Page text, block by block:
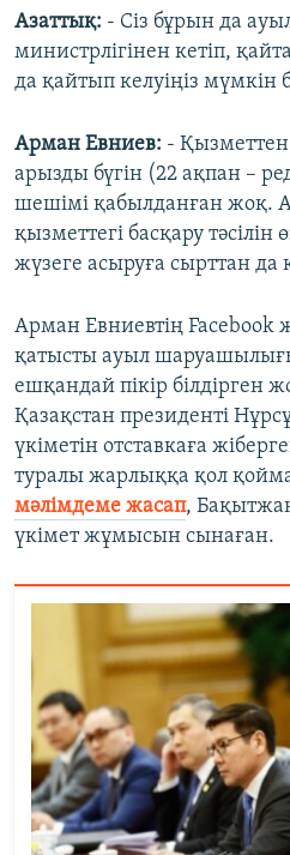
Азаттық: - Сіз бұрын да
министрлігінен кетіп,
да қайтып келуіңіз мүмкін
Арман Евниев: -
арызды бүгін (22 ақпан –
шешімі қабылданған жоқ.
қызметтегі басқару
жүзеге асыруға сырттан
Арман Евниевтің Facebook
қатысты ауыл
ешқандай пікір білдірген
Қазақстан президенті
үкіметін отставкаға
туралы жарлыққа қол
мәлімдеме жасап,
үкімет жұмысын сынаған.